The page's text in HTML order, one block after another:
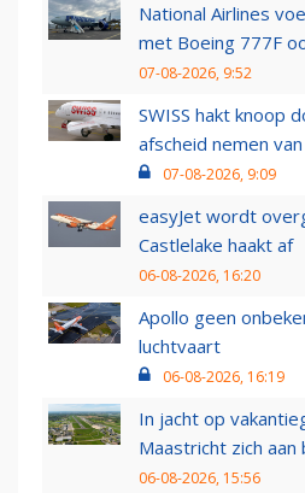
National Airlines
met Boeing 777F
07-08-2026, 9:52
SWISS hakt knoop
afscheid nemen
07-08-2026, 9:09
easyJet wordt
Castlelake haakt af
06-08-2026, 16:20
Apollo geen
luchtvaart
06-08-2026, 16:19
In jacht op
Maastricht zich aan
06-08-2026, 15:56